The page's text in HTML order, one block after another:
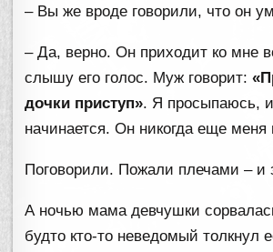
– Вы же вроде говорили, что он
– Да, верно. Он приходит ко мне
слышу его голос. Муж говорит:
дочки приступ». Я просыпаюсь,
начинается. Он никогда еще меня
Поговорили. Пожали плечами – и
А ночью мама девчушки
будто кто-то неведомый толкнул